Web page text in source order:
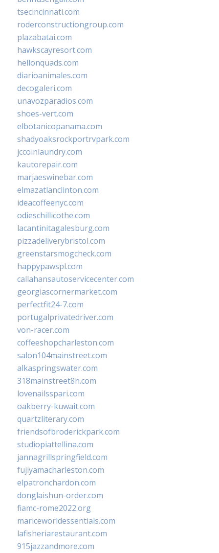
tsecincinnati.com
roderconstructiongroup.com
plazabatai.com
hawkscayresort.com
hellonquads.com
diarioanimales.com
decogaleri.com
unavozparadios.com
shoes-vert.com
elbotanicopanama.com
shadyoaksrockportrvpark.com
jccoinlaundry.com
kautorepair.com
marjaeswinebar.com
elmazatlanclinton.com
ideacoffeenyc.com
odieschillicothe.com
lacantinitagalesburg.com
pizzadeliverybristol.com
greenstarsmogcheck.com
happypawspl.com
callahansautoservicecenter.com
georgiascornermarket.com
perfectfit24-7.com
portugalprivatedriver.com
von-racer.com
coffeeshopcharleston.com
salon104mainstreet.com
alkaspringswater.com
318mainstreet8h.com
lovenailsspari.com
oakberry-kuwait.com
quartzliterary.com
friendsofbroderickpark.com
studiopiattellina.com
jannagrillspringfield.com
fujiyamacharleston.com
elpatronchardon.com
donglaishun-order.com
fiamc-rome2022.org
mariceworldessentials.com
lafisheriarestaurant.com
915jazzandmore.com